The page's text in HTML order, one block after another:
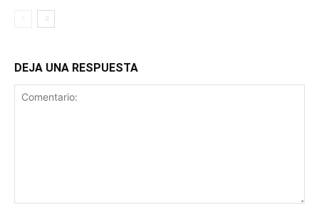
DEJA UNA RESPUESTA